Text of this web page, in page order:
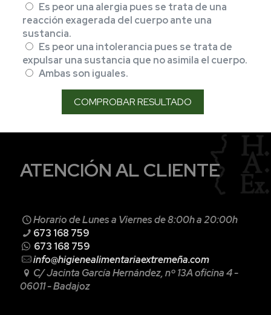
Es peor una alergia pues se trata de una
reacción exagerada del cuerpo ante una
sustancia.
Es peor una intolerancia pues se trata de
expulsar una sustancia que no asimila el cuerpo.
Ambas son iguales.
ATENCIÓN AL CLIENTE
Horario de Lunes a Viernes de 8:00h a 20:00h
673 168 759
673 168 759
info@higienealimentariaextremeña.com
C/ Jacinta García Hernández, nº 13Aoficina 4 -
06011 - Badajoz